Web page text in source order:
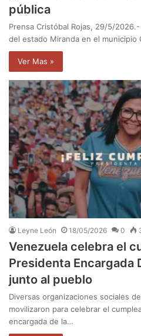
pública
Prensa Cristóbal Rojas, 29/5/
del estado Miranda en el municipio
Ver Mas »
Leyne León 18/05/2026 0
Venezuela celebra el
Presidenta Encargada
junto al pueblo
Diversas organizaciones sociales
movilizaron para celebrar el
encargada de la…